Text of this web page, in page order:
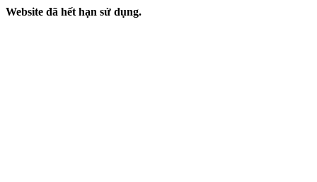
Website đã hết hạn sử dụng.